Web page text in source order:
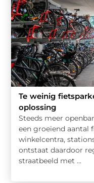
Te weinig
oplossing
Steeds meer
een groeiend aantal
winkelcentra,
ontstaat daardoor
straatbeeld met ...